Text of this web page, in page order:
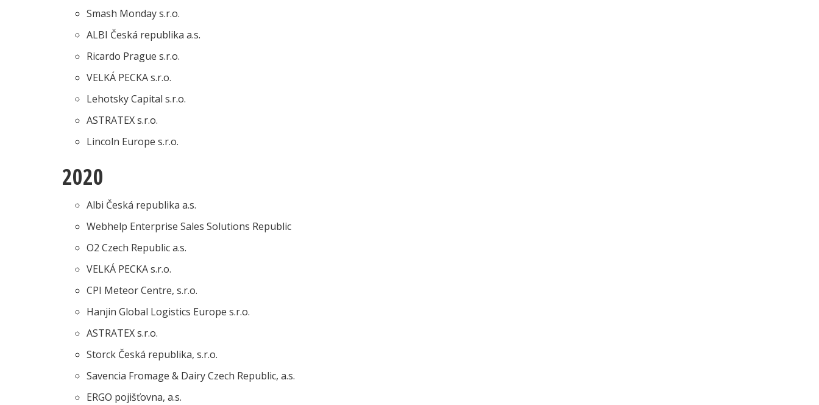
Smash Monday s.r.o.
ALBI Česká republika a.s.
Ricardo Prague s.r.o.
VELKÁ PECKA s.r.o.
Lehotsky Capital s.r.o.
ASTRATEX s.r.o.
Lincoln Europe s.r.o.
2020
Albi Česká republika a.s.
Webhelp Enterprise Sales Solutions Republic
O2 Czech Republic a.s.
VELKÁ PECKA s.r.o.
CPI Meteor Centre, s.r.o.
Hanjin Global Logistics Europe s.r.o.
ASTRATEX s.r.o.
Storck Česká republika, s.r.o.
Savencia Fromage & Dairy Czech Republic, a.s.
ERGO pojišťovna, a.s.